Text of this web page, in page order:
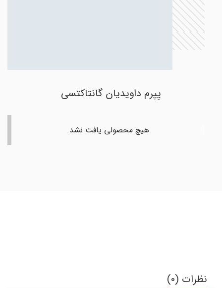
یِپرم داویدیان گانتاکتسی
هیچ محصولی یافت نشد.
نظرات (0)